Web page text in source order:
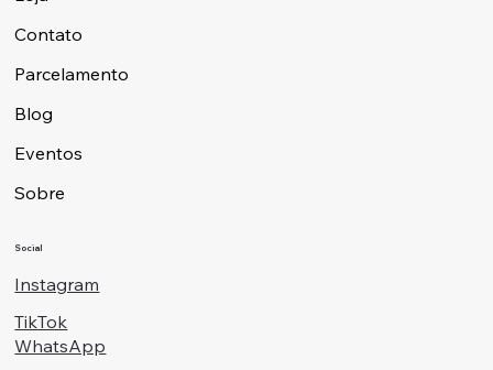
Contato
Parcelamento
Blog
Eventos
Sobre
Social
Instagram
TikTok
WhatsApp